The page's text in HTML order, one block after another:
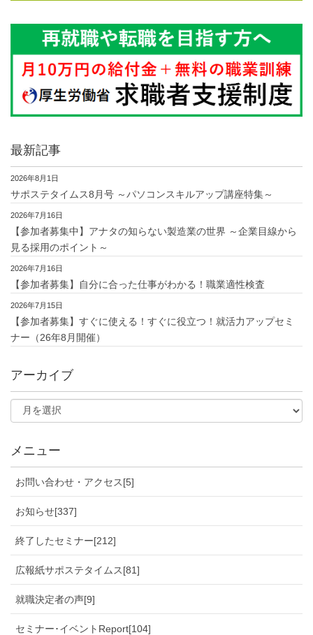
最新記事
2026年8月1日
サポステタイムス8月号 ～パソコンスキルアップ講座特集～
2026年7月16日
【参加者募集中】アナタの知らない製造業の世界 ～企業目線から
見る採用のポイント～
2026年7月16日
【参加者募集】自分に合った仕事がわかる！職業適性検査
2026年7月15日
【参加者募集】すぐに使える！すぐに役立つ！就活力アップセミ
ナー（26年8月開催）
アーカイブ
メニュー
お問い合わせ・アクセス[5]
お知らせ[337]
終了したセミナー[212]
広報紙サポステタイムス[81]
就職決定者の声[9]
セミナー･イベントReport[104]